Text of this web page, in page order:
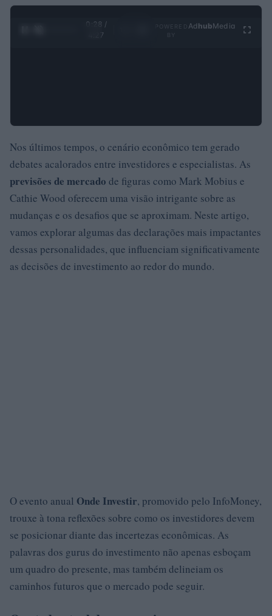
0:28 /
4:27
Ad hubMedia
Nos últimos tempos, o cenário econômico tem gerado
debates acalorados entre investidores e especialistas. As
previsões de mercado de figuras como Mark Mobius e
Cathie Wood oferecem uma visão intrigante sobre as
mudanças e os desafios que se aproximam. Neste artigo,
vamos explorar algumas das declarações mais impactantes
dessas personalidades, que influenciam significativamente
as decisões de investimento ao redor do mundo.
O evento anual Onde Investir, promovido pelo InfoMoney,
trouxe à tona reflexões sobre como os investidores devem
se posicionar diante das incertezas econômicas. As
palavras dos gurus do investimento não apenas esboçam
um quadro do presente, mas também delineiam os
caminhos futuros que o mercado pode seguir.